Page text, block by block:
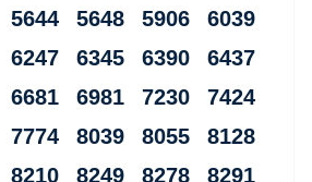
5644 5648 5906 6039
6247 6345 6390 6437
6681 6981 7230 7424
7774 8039 8055 8128
8210 8249 8278 8291